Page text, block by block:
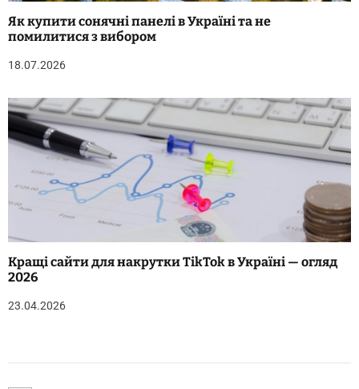
Як купити сонячні панелі в Україні та не
помилитися з вибором
18.07.2026
Кращі сайти для накрутки TikTok в Україні — огляд
2026
23.04.2026